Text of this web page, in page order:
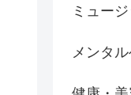
ミュー
メンタ